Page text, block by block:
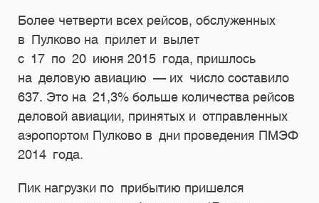
Более четверти всех рейсов, обслуженных
в Пулково на прилет и вылет
с 17 по 20 июня 2015 года, пришлось
на деловую авиацию — их число составило
637. Это на 21,3% больше количества рейсов
деловой авиации, принятых и отправленных
аэропортом Пулково в дни проведения ПМЭФ
2014 года.
Пик нагрузки по прибытию пришелся